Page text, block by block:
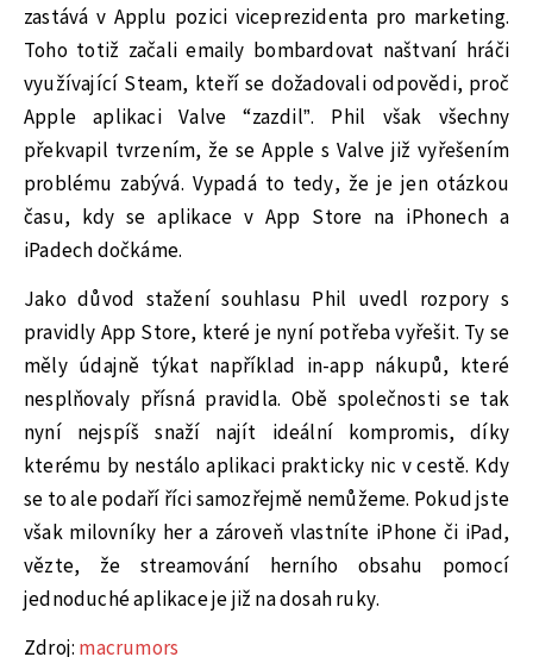
zastává v Applu pozici viceprezidenta pro marketing.
Toho totiž začali emaily bombardovat naštvaní hráči
využívající Steam, kteří se dožadovali odpovědi, proč
Apple aplikaci Valve “zazdil”. Phil však všechny
překvapil tvrzením, že se Apple s Valve již vyřešením
problému zabývá. Vypadá to tedy, že je jen otázkou
času, kdy se aplikace v App Store na iPhonech a
iPadech dočkáme.
Jako důvod stažení souhlasu Phil uvedl rozpory s
pravidly App Store, které je nyní potřeba vyřešit. Ty se
měly údajně týkat například in-app nákupů, které
nesplňovaly přísná pravidla. Obě společnosti se tak
nyní nejspíš snaží najít ideální kompromis, díky
kterému by nestálo aplikaci prakticky nic v cestě. Kdy
se to ale podaří říci samozřejmě nemůžeme. Pokud jste
však milovníky her a zároveň vlastníte iPhone či iPad,
vězte, že streamování herního obsahu pomocí
jednoduché aplikace je již na dosah ruky.
Zdroj: macrumors